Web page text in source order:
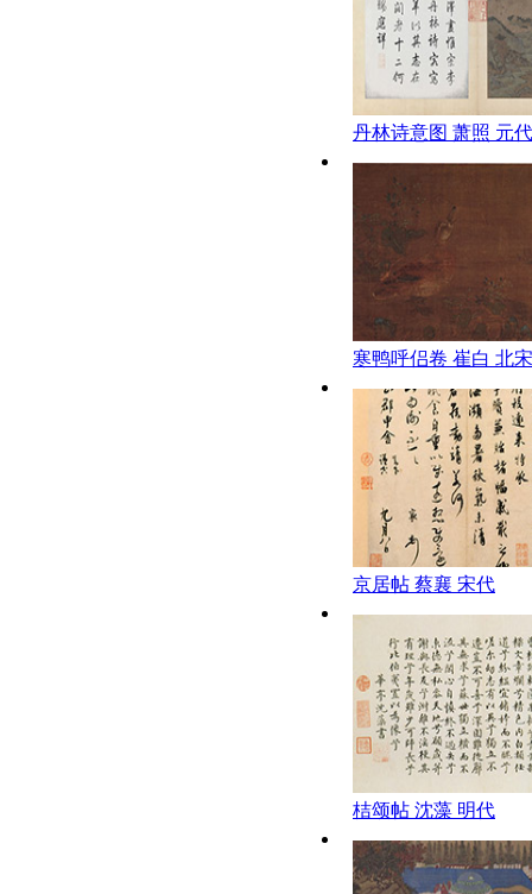
丹林诗意图 萧照 元代
寒鸭呼侣卷 崔白 北宋
京居帖 蔡襄 宋代
桔颂帖 沈藻 明代